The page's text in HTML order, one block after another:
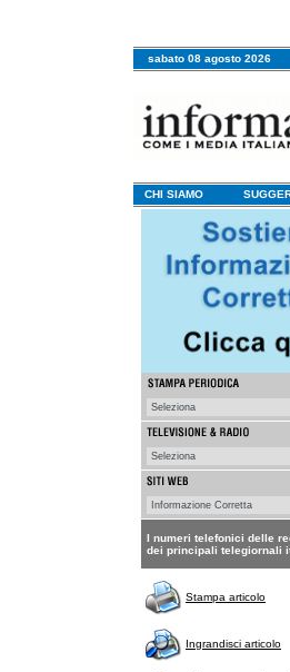
sabato 08 agosto 2026
CHI SIAMO
I numeri telefonici delle
dei principali telegiornali
Stampa articolo
Ingrandisci articolo